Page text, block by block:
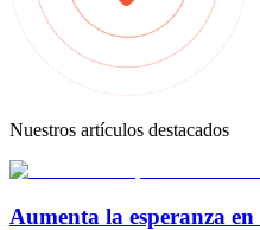
Nuestros artículos destacados
Aumenta la esperanza